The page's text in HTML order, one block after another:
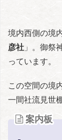
境内西側の境
彦社 」。御祭
っています。
この空間の境
一間社流見世棚
案内板